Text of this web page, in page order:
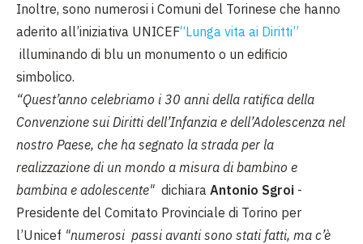
Inoltre, sono numerosi i Comuni del Torinese che hanno
aderito all’iniziativa UNICEF“Lunga vita ai Diritti”
illuminando di blu un monumento o un edificio
simbolico.
“Quest’anno celebriamo i 30 anni della ratifica della
Convenzione sui Diritti dell’Infanzia e dell’Adolescenza nel
nostro Paese, che ha segnato la strada per la
realizzazione di un mondo a misura di bambino e
bambina e adolescente" dichiara Antonio Sgroi -
Presidente del Comitato Provinciale di Torino per
l’Unicef "numerosi passi avanti sono stati fatti, ma c’è